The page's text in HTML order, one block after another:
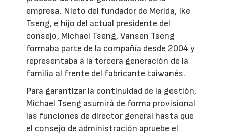
empresa. Nieto del fundador de Merida, Ike
Tseng, e hijo del actual presidente del
consejo, Michael Tseng, Vansen Tseng
formaba parte de la compañía desde 2004 y
representaba a la tercera generación de la
familia al frente del fabricante taiwanés.
Para garantizar la continuidad de la gestión,
Michael Tseng asumirá de forma provisional
las funciones de director general hasta que
el consejo de administración apruebe el